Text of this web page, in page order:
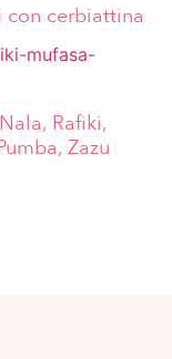
con cerbiattina
Rafiki,
Zazu